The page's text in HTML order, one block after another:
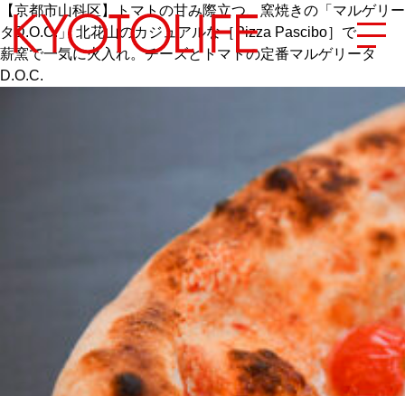
カテゴリーから探す
NEW OPEN
SERIES
【京都市山科区】トマトの甘み際立つ、窯焼きの「マルゲリー
タD.O.C.」 北花山のカジュアルな［Pizza Pascibo］で
薪窯で一気に火入れ。チーズとトマトの定番マルゲリータ
D.O.C.